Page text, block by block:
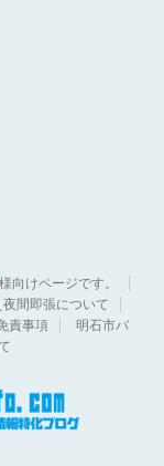
向けページです。
間即張について
責事項
明石市バ